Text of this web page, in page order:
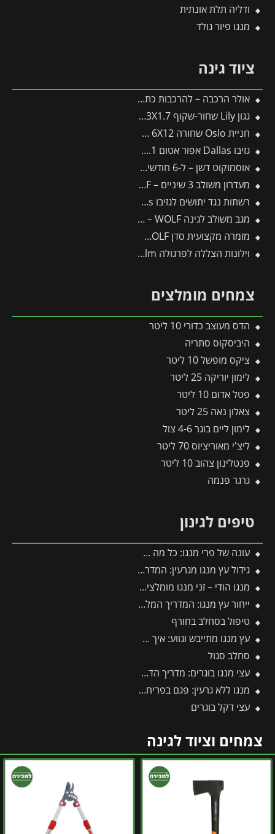
ודליה תלת אונתית
מנגו פיור גולד
ציוד גינה
אולר הרכבה – להרכבות כתר והרכבת עין
גגון Lily שחור-שקוף 1.3X1.7 בעיצוב רטרו מבית פלרם – Canopia
חניית Oslo שחורה 6X12 מבית פלרם – Canopia
גזיבו Dallas אפור אטום 3.6X6.1 מבית פלרם – Canopia
אוסמוקוט דשן – ל-6 חודשים – 3 ק"ג
מעדרון משולב 3 שיניים – IL-M3 – WOLF
רשתות נגד יתושים לגזיבו 3.6X4.3 Dallas מבית פלרם – Canopia
מגב משולב לגינה FS450M – WOLF
מזמרה מקצועית סדן RS4000 – WOLF
וילונות הצללה לפרגולה 3.4X5.9 Stockholm מבית פלרם – Canopia
צמחים מומלצים
הדס מעוצב כדורי 10 ליטר
היביסקוס סתריה
ציקס מופשל 10 ליטר
לימון יוריקה 25 ליטר
פטל אדום 10 ליטר
צאלון נאה 25 ליטר
לימון ליים בוגר 4-6 צול
ליצ'י מאוריציוס 70 ליטר
פנטלינון צהוב 10 ליטר
גרגר פנמה
טיפים לגינון
עונה של פרי מנגו: כל מה שצריך לדעת על מועדי ההבשלה, הקטיף וההנבה
גידול עץ מנגו מגרעין: המדריך להנבטה, תנאי גידול וכדאיות
מנגו הודי – זני מנגו מומלצים בעלי פרופיל טעם עשיר וארומטי
ייחור עץ מנגו: המדריך המלא לריבוי וכל הסיבות למה עדיף לוותר על זה
טיפול בסחלב בחורף
עץ מנגו מתייבש וגווע: איך מזהים את הבעיה ומצילים את העץ בזמן?
סחלב סגול
עצי מנגו בוגרים: מדריך הדרך המהירה לפירות וצל בגינה
מנגו ללא גרעין: פגם בפריחה או יתרון אקזוטי?
עצי דקל בוגרים
צמחים וציוד לגינה